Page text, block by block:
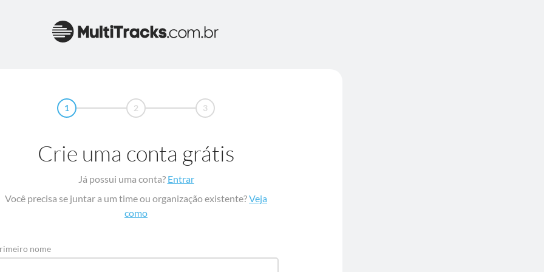
1 2 3
Crie uma conta grátis
Já possui uma conta? Entrar
Você precisa se juntar a um time ou organização existente?Veja
como
nome